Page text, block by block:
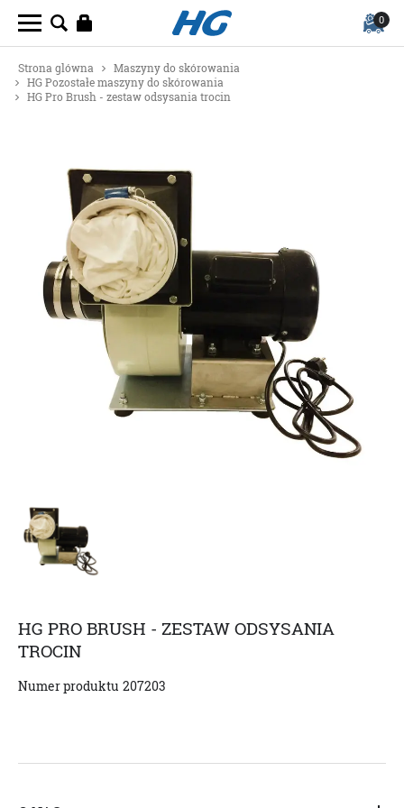
0
Strona glówna
Maszyny do skórowania
HG Pozostałe maszyny do skórowania
HG Pro Brush - zestaw odsysania trocin
HG PRO BRUSH - ZESTAW ODSYSANIA
TROCIN
Numer produktu 207203